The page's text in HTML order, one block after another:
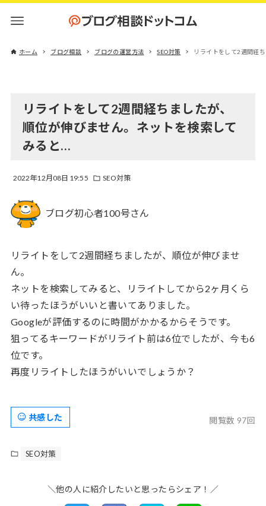
ホーム ブログ相談 ブログの運営方法 SEO対策 リライトをして2週間経
リライトをして2週間経ちましたが、
順位が伸びません。ネットを検索して
みると…
2022年12月08日 19:55 SEO対策
ブログ初心者100号さん
リライトをして2週間経ちましたが、順位が伸びませ
ん。
ネットを検索してみると、リライトしてから2ヶ月くら
い待ったほうがいいと書いてありました。
Googleが評価するのに時間がかかるからそうです。
狙ってるキーワードがリライト前は6位でしたが、今も6
位です。
再度リライトしたほうがいいでしょうか？
閲覧数 97回
共感した
SEO対策
＼他の人に紹介したいと思ったらシェア！／